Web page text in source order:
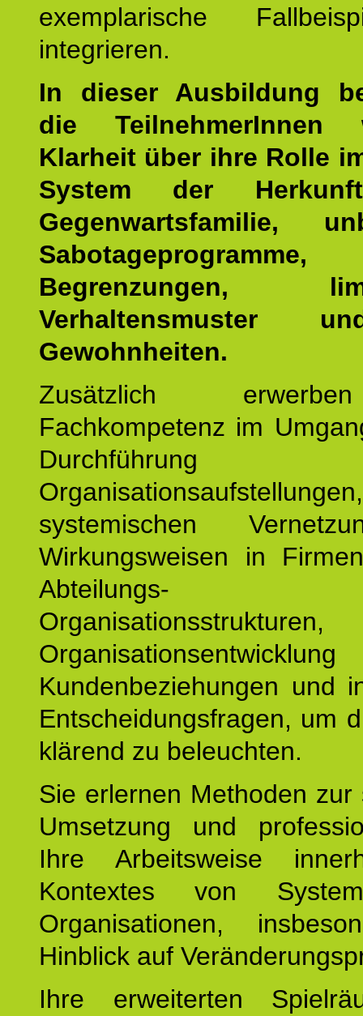
exemplarische
integrieren.
In dieser Ausbildung
die TeilnehmerInnen
Klarheit über ihre Rolle
System der
Gegenwartsfamilie,
Begrenzungen,
Verhaltensmuster
Gewohnheiten.
Zusätzlich
Fachkompetenz im
systemischen
Wirkungsweisen in
Abteilungs-
Kundenbeziehungen und
Entscheidungsfragen, um
klärend zu beleuchten.
Sie erlernen Methoden zur
Umsetzung und
Ihre Arbeitsweise
Kontextes von
Organisationen,
Hinblick auf
Ihre erweiterten